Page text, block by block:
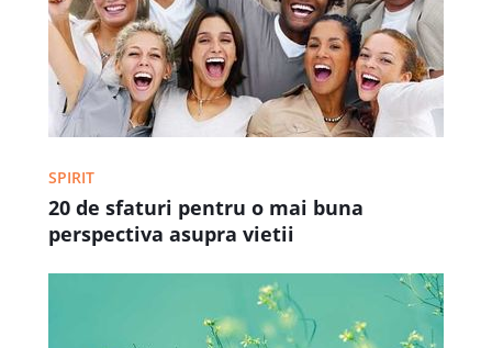
SPIRIT
20 de sfaturi pentru o mai buna
perspectiva asupra vietii